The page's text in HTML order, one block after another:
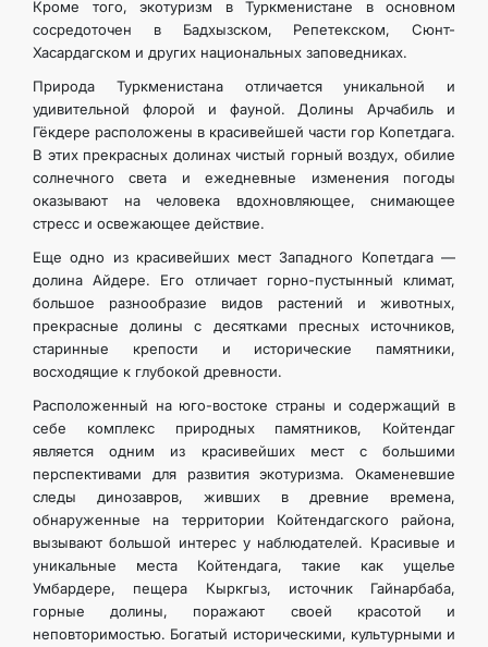
Кроме того, экотуризм в Туркменистане в основном
сосредоточен в Бадхызском, Репетекском, Сюнт-
Хасардагском и других национальных заповедниках.
Природа Туркменистана отличается уникальной и
удивительной флорой и фауной. Долины Арчабиль и
Гёкдере расположены в красивейшей части гор Копетдага.
В этих прекрасных долинах чистый горный воздух, обилие
солнечного света и ежедневные изменения погоды
оказывают на человека вдохновляющее, снимающее
стресс и освежающее действие.
Еще одно из красивейших мест Западного Копетдага —
долина Айдере. Его отличает горно-пустынный климат,
большое разнообразие видов растений и животных,
прекрасные долины с десятками пресных источников,
старинные крепости и исторические памятники,
восходящие к глубокой древности.
Расположенный на юго-востоке страны и содержащий в
себе комплекс природных памятников, Койтендаг
является одним из красивейших мест с большими
перспективами для развития экотуризма. Окаменевшие
следы динозавров, живших в древние времена,
обнаруженные на территории Койтендагского района,
вызывают большой интерес у наблюдателей. Красивые и
уникальные места Койтендага, такие как ущелье
Умбардере, пещера Кыркгыз, источник Гайнарбаба,
горные долины, поражают своей красотой и
неповторимостью. Богатый историческими, культурными и